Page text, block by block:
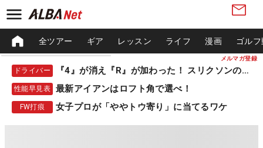
メルマガ登録
全ツアー ギア レッスン ライフ 漫画 ゴル
ドライバー 『4』が消え『R』が加わった！ スリクソンの新作
性能早見表 最新アイアンはロフト角で選べ！
FW打痕 女子プロが「ややトウ寄り」に当てるワケ